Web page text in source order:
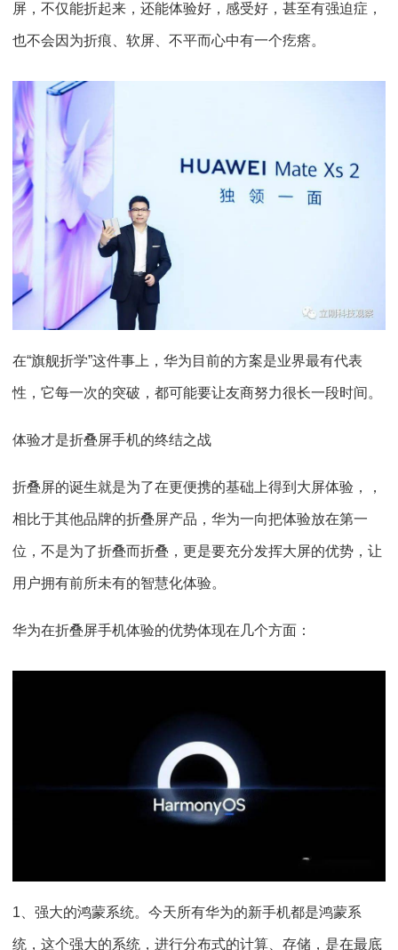
屏，不仅能折起来，还能体验好，感受好，甚至有强迫症，
也不会因为折痕、软屏、不平而心中有一个疙瘩。
在“旗舰折学”这件事上，华为目前的方案是业界最有代表
性，它每一次的突破，都可能要让友商努力很长一段时间。
体验才是折叠屏手机的终结之战
折叠屏的诞生就是为了在更便携的基础上得到大屏体验，，
相比于其他品牌的折叠屏产品，华为一向把体验放在第一
位，不是为了折叠而折叠，更是要充分发挥大屏的优势，让
用户拥有前所未有的智慧化体验。
华为在折叠屏手机体验的优势体现在几个方面：
1、强大的鸿蒙系统。今天所有华为的新手机都是鸿蒙系
统，这个强大的系统，进行分布式的计算、存储，是在最底